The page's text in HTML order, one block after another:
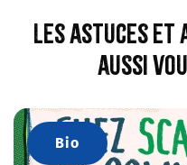
Les astuces
aussi
Bio